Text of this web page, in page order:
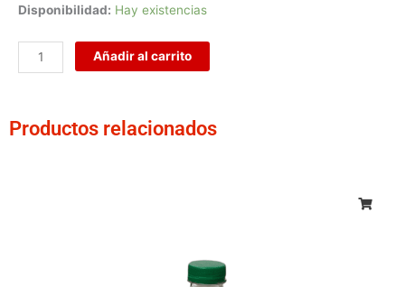
Disponibilidad: Hay existencias
Caja
cantidad
Añadir al carrito
Productos relacionados